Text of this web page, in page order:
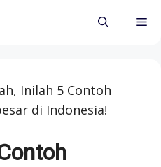
Inilah 5 Contoh
di Indonesia!